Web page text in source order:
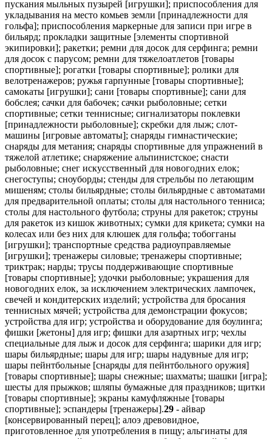
пускания мыльных пузырей [игрушки]; приспособления для
укладывания на место комьев земли [принадлежности для
гольфа]; приспособления маркерные для записи при игре в
бильярд; прокладки защитные [элементы спортивной
экипировки]; ракетки; ремни для досок для серфинга; ремни
для досок с парусом; ремни для тяжелоатлетов [товары
спортивные]; рогатки [товары спортивные]; ролики для
велотренажеров; ружья гарпунные [товары спортивные];
самокаты [игрушки]; сани [товары спортивные]; сани для
бобслея; сачки для бабочек; сачки рыболовные; сетки
спортивные; сетки теннисные; сигнализаторы поклевки
[принадлежности рыболовные]; скребки для лыж; слот-
машины [игровые автоматы]; снаряды гимнастические;
снаряды для метания; снаряды спортивные для упражнений в
тяжелой атлетике; снаряжение альпинистское; снасти
рыболовные; снег искусственный для новогодних елок;
снегоступы; сноуборды; стенды для стрельбы по летающим
мишеням; столы бильярдные; столы бильярдные с автоматами
для предварительной оплаты; столы для настольного тенниса;
столы для настольного футбола; струны для ракеток; струны
для ракеток из кишок животных; сумки для крикета; сумки на
колесах или без них для клюшек для гольфа; тобогганы
[игрушки]; транспортные средства радиоуправляемые
[игрушки]; тренажеры силовые; тренажеры спортивные;
триктрак; нарды; трусы поддерживающие спортивные
[товары спортивные]; удочки рыболовные; украшения для
новогодних елок, за исключением электрических лампочек,
свечей и кондитерских изделий; устройства для бросания
теннисных мячей; устройства для демонстрации фокусов;
устройства для игр; устройства и оборудование для боулинга;
фишки [жетоны] для игр; фишки для азартных игр; чехлы
специальные для лыж и досок для серфинга; шарики для игр;
шары бильярдные; шары для игр; шары надувные для игр;
шары пейнтбольные [снаряды для пейнтбольного оружия]
[товары спортивные]; шары снежные; шахматы; шашки [игра];
шесты для прыжков; шляпы бумажные для праздников; щитки
[товары спортивные]; экраны камуфляжные [товары
спортивные]; эспандеры [тренажеры].29 - айвар
[консервированный перец]; алоэ древовидное,
приготовленное для употребления в пищу; альгинаты для